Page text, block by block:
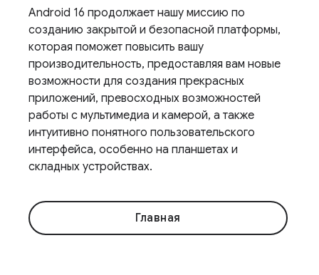
Android 16 продолжает нашу миссию по
созданию закрытой и безопасной платформы,
которая поможет повысить вашу
производительность, предоставляя вам новые
возможности для создания прекрасных
приложений, превосходных возможностей
работы с мультимедиа и камерой, а также
интуитивно понятного пользовательского
интерфейса, особенно на планшетах и ​​
складных устройствах.
Главная